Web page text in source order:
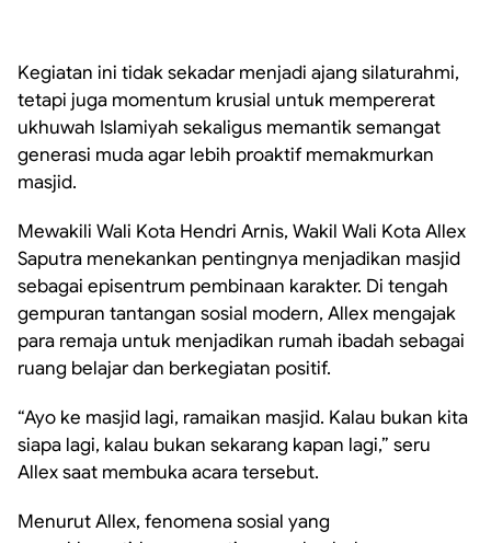
Kegiatan ini tidak sekadar menjadi ajang silaturahmi,
tetapi juga momentum krusial untuk mempererat
ukhuwah Islamiyah sekaligus memantik semangat
generasi muda agar lebih proaktif memakmurkan
masjid.
Mewakili Wali Kota Hendri Arnis, Wakil Wali Kota Allex
Saputra menekankan pentingnya menjadikan masjid
sebagai episentrum pembinaan karakter. Di tengah
gempuran tantangan sosial modern, Allex mengajak
para remaja untuk menjadikan rumah ibadah sebagai
ruang belajar dan berkegiatan positif.
“Ayo ke masjid lagi, ramaikan masjid. Kalau bukan kita
siapa lagi, kalau bukan sekarang kapan lagi,” seru
Allex saat membuka acara tersebut.
Menurut Allex, fenomena sosial yang